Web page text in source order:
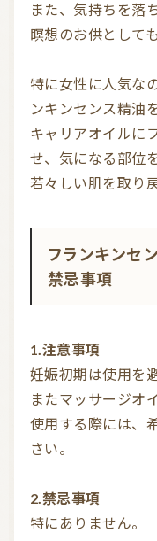
また、気持ちを落
瞑想のお供として
特に女性に人気な
ンキンセンス精油
キャリアオイルに
せ、気になる部位
フランキンセンス精油の使用上の注意・
禁忌事項
1.注意事項
妊娠初期は使用を
またマッサージオ
使用する際には、
さい。
2.禁忌事項